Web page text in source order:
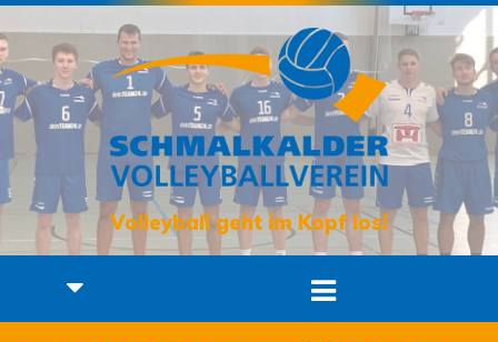
Volleyball geht im Kopf los!